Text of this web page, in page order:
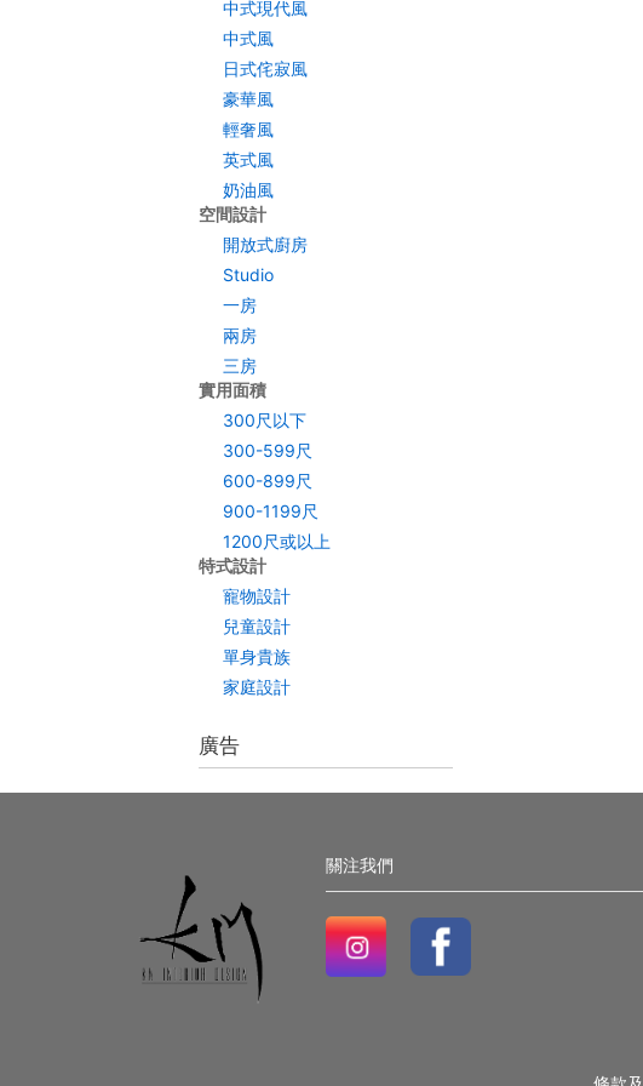
中式現代風
中式風
日式侘寂風
豪華風
輕奢風
英式風
奶油風
空間設計
開放式廚房
Studio
一房
兩房
三房
實用面積
300尺以下
300-599尺
600-899尺
900-1199尺
1200尺或以上
特式設計
寵物設計
兒童設計
單身貴族
家庭設計
廣告
關注我們